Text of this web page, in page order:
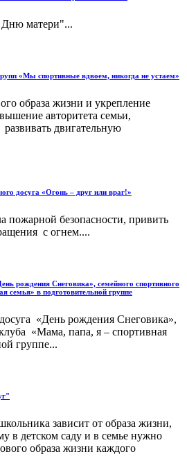
Дню матери"...
«Мы спортивные вдвоем, никогда не устаем»
образа жизни и укрепление
авторитета семьи,
двигательную
досуга «Огонь – друг или враг!»
пожарной безопасности, привить
с огнем....
рождения Снеговика», семейного спортивного
семья» в подготовительной группе
«День рождения Снеговика»,
«Мама, папа, я – спортивная
группе...
зависит от образа жизни,
в детском саду и в семье нужно
образа жизни каждого